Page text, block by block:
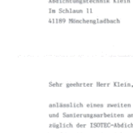
Bild hochladen